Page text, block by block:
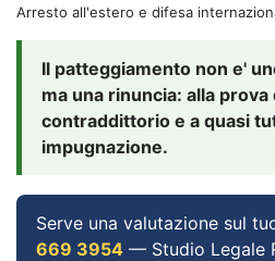
Arresto all'estero e difesa
Il patteggiamento non e'
ma una rinuncia: alla prova
contraddittorio e a quasi
impugnazione.
Serve una valutazione sul
669 3954 — Studio Legale